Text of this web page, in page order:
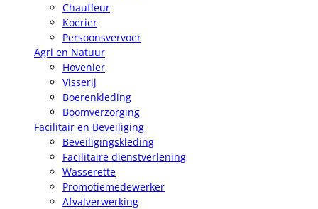
Chauffeur
Koerier
Persoonsvervoer
Agri en Natuur
Hovenier
Visserij
Boerenkleding
Boomverzorging
Facilitair en Beveiliging
Beveiligingskleding
Facilitaire dienstverlening
Wasserette
Promotiemedewerker
Afvalverwerking